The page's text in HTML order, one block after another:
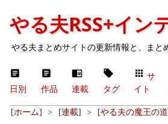
やる夫RSS+イン
やる夫まとめサイトの更新情報と、まと
日別 作品 連載 タグ
サ
イト
[ホーム] > [連載] > [やる夫の魔王の道